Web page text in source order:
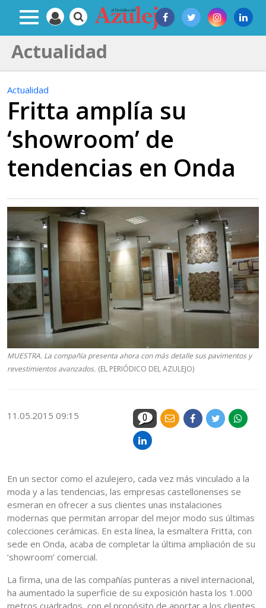
Actualidad
Actualidad
Fritta amplía su
‘showroom’ de
tendencias en Onda
MUESTRA. La compañía presenta ahora con más detalle sus pavimentos y
revestimientos avanzados. (EL PERIÓDICO DEL AZULEJO)
11.05.2015 09:15 0
En un sector como el azulejero, cada vez más vinculado a la
moda y a las tendencias, las empresas castellonenses se
esmeran en ofrecer a sus clientes unas instalaciones
modernas que permitan arropar del mejor modo sus últimas
colecciones cerámicas. En esta línea, la esmaltera Fritta, con
sede en Onda, acaba de completar la última ampliación de su
‘showroom’ comercial.
La firma, una de las compañías punteras a nivel internacional,
ha aumentado la superficie de su exposición hasta los 1.000